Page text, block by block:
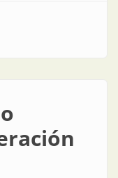
en un nuevo